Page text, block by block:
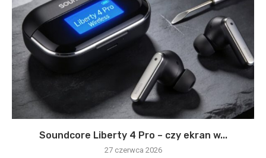
Soundcore Liberty 4 Pro – czy ekran w...
27 czerwca 2026